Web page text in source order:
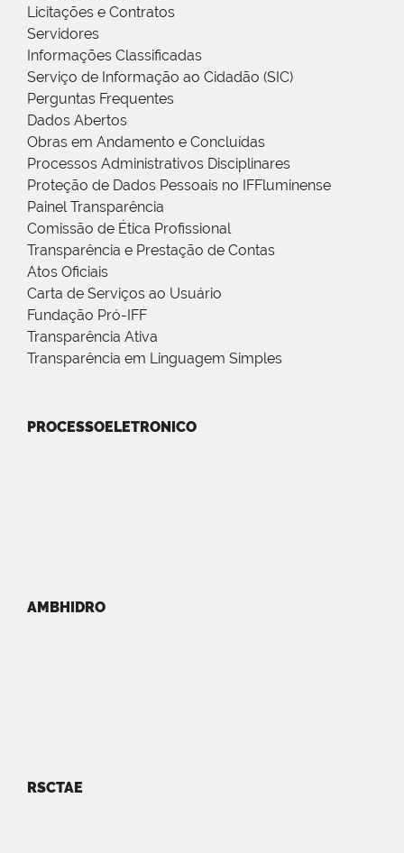
Licitações e Contratos
Servidores
Informações Classificadas
Serviço de Informação ao Cidadão (SIC)
Perguntas Frequentes
Dados Abertos
Obras em Andamento e Concluídas
Processos Administrativos Disciplinares
Proteção de Dados Pessoais no IFFluminense
Painel Transparência
Comissão de Ética Profissional
Transparência e Prestação de Contas
Atos Oficiais
Carta de Serviços ao Usuário
Fundação Pró-IFF
Transparência Ativa
Transparência em Linguagem Simples
PROCESSOELETRONICO
AMBHIDRO
RSCTAE